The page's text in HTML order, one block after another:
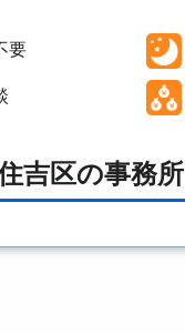
要
吉区の事務所